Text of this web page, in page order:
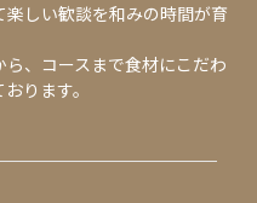
しい歓談を和みの時間が育
、コースまで食材にこだわ
ります。